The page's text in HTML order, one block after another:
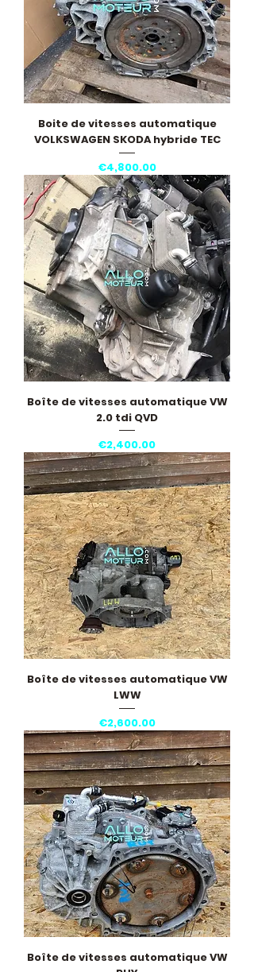
Boite de vitesses automatique
VOLKSWAGEN SKODA hybride TEC
Price
€4,800.00
Boîte de vitesses automatique VW
2.0 tdi QVD
Price
€2,400.00
Boîte de vitesses automatique VW
LWW
Price
€2,600.00
Boîte de vitesses automatique VW